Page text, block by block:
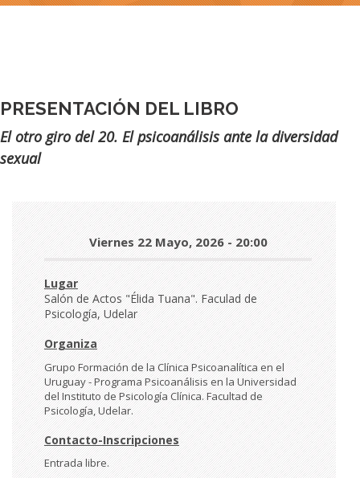
PRESENTACIÓN DEL LIBRO
Subtítulo
El otro giro del 20. El psicoanálisis ante la diversidad
sexual
Día
y
hora
Viernes 22 Mayo, 2026 - 20:00
Lugar
Salón de Actos "Élida Tuana". Faculad de
Psicología, Udelar
Organiza
Grupo Formación de la Clínica Psicoanalítica en el
Uruguay - Programa Psicoanálisis en la Universidad
del Instituto de Psicología Clínica. Facultad de
Psicología, Udelar.
Contacto-Inscripciones
Entrada libre.